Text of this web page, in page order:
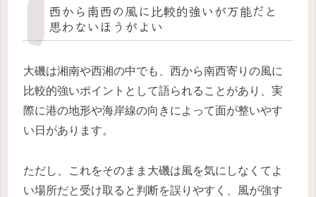
西から南西の風に比較的強いが万能だと
思わないほうがよい
大磯は湘南や西湘の中でも、西から南西寄りの風に
比較的強いポイントとして語られることがあり、実
際に港の地形や海岸線の向きによって面が整いやす
い日があります。
ただし、これをそのまま大磯は風を気にしなくてよ
い場所だと受け取ると判断を誤りやすく、風が強す